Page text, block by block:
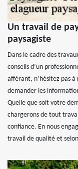
Un travail de
paysagiste
Dans le cadre des
conseils d’un
afférant, n’hésitez pas à
demander les
Quelle que soit votre
chargerons de tout
confiance. En nous
travail de qualité et